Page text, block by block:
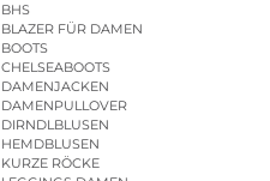
BHS
BLAZER FÜR DAMEN
BOOTS
CHELSEABOOTS
DAMENJACKEN
DAMENPULLOVER
DIRNDLBLUSEN
HEMDBLUSEN
KURZE RÖCKE